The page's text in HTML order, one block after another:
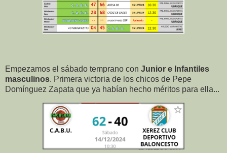
Empezamos el sábado temprano con Junior e Infantiles
masculinos. Primera victoria de los chicos de Pepe
Domínguez Zapata que ya habían hecho méritos para ella...